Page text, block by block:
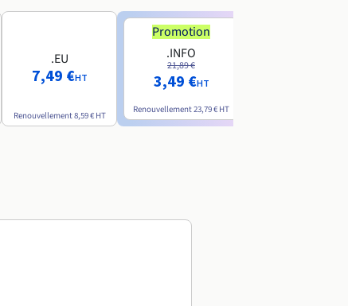
.EU
7,49 €HT
Renouvellement8,59 € HT
Promotion
.INFO
21,89 €
3,49 €HT
Renouvellement23,79 € HT